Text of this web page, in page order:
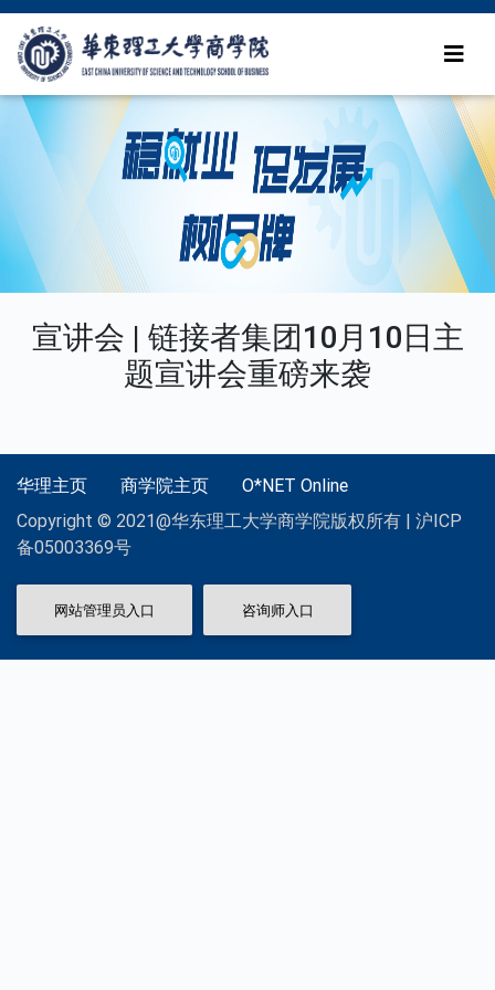
宣讲会 | 链接者集团10月10日主
题宣讲会重磅来袭
华理主页 商学院主页
O*NET Online
Copyright © 2021@华东理工大学商学院版权所有 | 沪ICP
备05003369号
网站管理员入口 咨询师入口